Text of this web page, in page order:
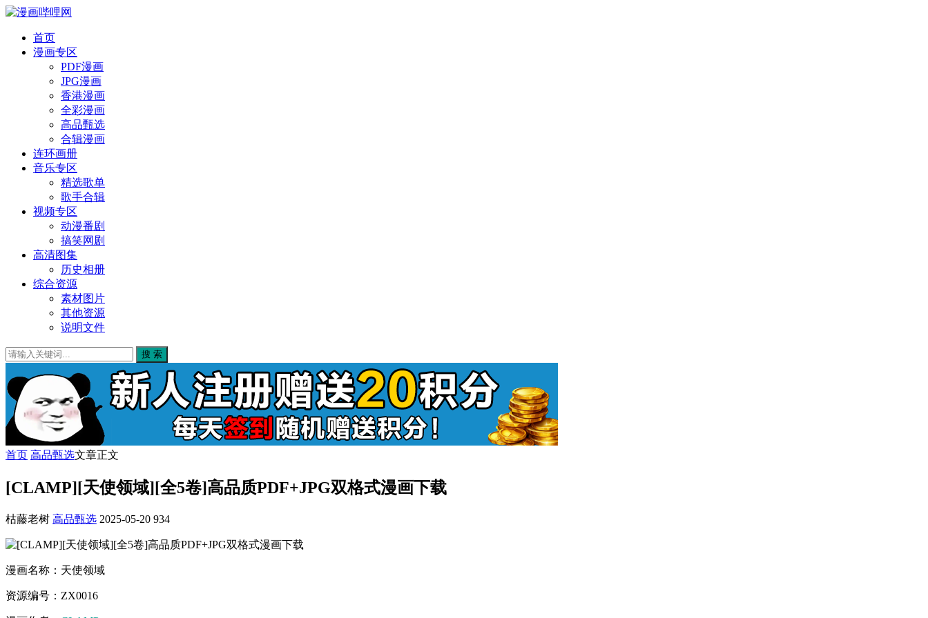
首页
漫画专区
PDF漫画
JPG漫画
香港漫画
全彩漫画
高品甄选
合辑漫画
连环画册
音乐专区
精选歌单
歌手合辑
视频专区
动漫番剧
搞笑网剧
高清图集
历史相册
综合资源
素材图片
其他资源
说明文件
搜 索
首页 高品甄选文章正文
[CLAMP][天使领域][全5卷]高品质PDF+JPG双格式漫画下载
枯藤老树 高品甄选 2025-05-20 934
漫画名称：天使领域
资源编号：ZX0016